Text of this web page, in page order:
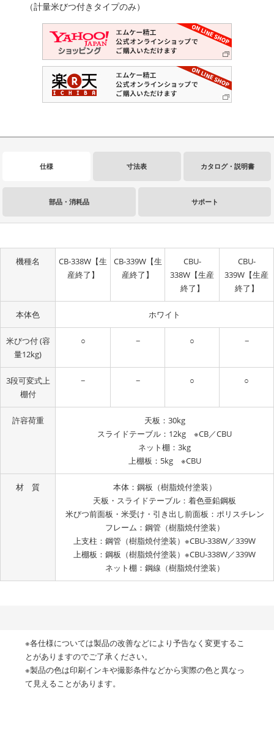
（計量米びつ付きタイプのみ）
仕様 寸法表 カタログ・説明書
部品・消耗品 サポート
機種名
CB-338W【生
産終了】
CB-339W【生
産終了】
CBU-
338W【生産
終了】
CBU-
339W【生産
終了】
本体色 ホワイト
米びつ付 (容
量12kg)
○ − ○ −
3段可変式上
棚付
− − ○ ○
許容荷重
天板：30kg
スライドテーブル：12kg ※CB／CBU
ネット棚：3kg
上棚板：5kg ※CBU
材 質
本体：鋼板（樹脂焼付塗装）
天板・スライドテーブル：着色亜鉛鋼板
米びつ前面板・米受け・引き出し前面板：ポリスチレン
フレーム：鋼管（樹脂焼付塗装）
上支柱：鋼管（樹脂焼付塗装）※CBU-338W／339W
上棚板：鋼板（樹脂焼付塗装）※CBU-338W／339W
ネット棚：鋼線（樹脂焼付塗装）
※各仕様については製品の改善などにより予告なく変更するこ
とがありますのでご了承ください。
※製品の色は印刷インキや撮影条件などから実際の色と異なっ
て見えることがあります。